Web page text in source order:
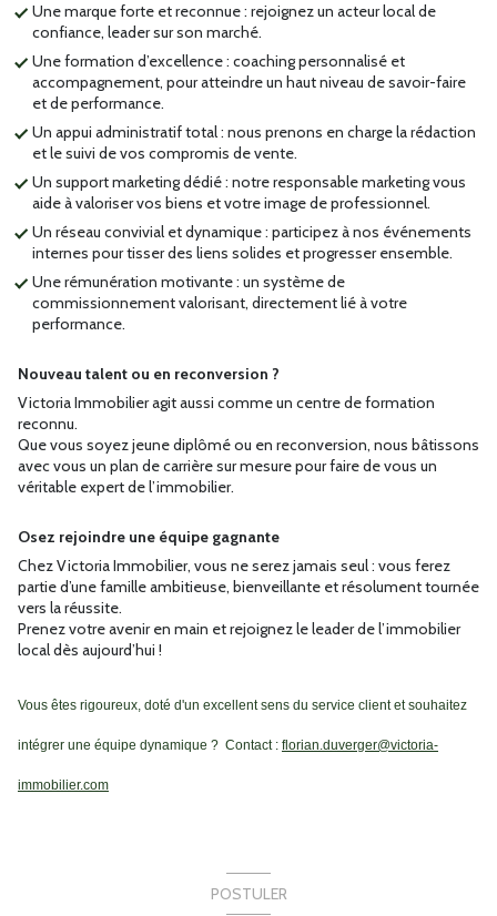
Une marque forte et reconnue : rejoignez un acteur local de
confiance, leader sur son marché.
Une formation d’excellence : coaching personnalisé et
accompagnement, pour atteindre un haut niveau de savoir-faire
et de performance.
Un appui administratif total : nous prenons en charge la rédaction
et le suivi de vos compromis de vente.
Un support marketing dédié : notre responsable marketing vous
aide à valoriser vos biens et votre image de professionnel.
Un réseau convivial et dynamique : participez à nos événements
internes pour tisser des liens solides et progresser ensemble.
Une rémunération motivante : un système de
commissionnement valorisant, directement lié à votre
performance.
Nouveau talent ou en reconversion ?
Victoria Immobilier agit aussi comme un centre de formation
reconnu.
Que vous soyez jeune diplômé ou en reconversion, nous bâtissons
avec vous un plan de carrière sur mesure pour faire de vous un
véritable expert de l’immobilier.
Osez rejoindre une équipe gagnante
Chez Victoria Immobilier, vous ne serez jamais seul : vous ferez
partie d’une famille ambitieuse, bienveillante et résolument tournée
vers la réussite.
Prenez votre avenir en main et rejoignez le leader de l’immobilier
local dès aujourd’hui !
Vous êtes rigoureux, doté d'un excellent sens du service client et souhaitez
intégrer une équipe dynamique ? Contact : florian.duverger@victoria-
immobilier.com
POSTULER